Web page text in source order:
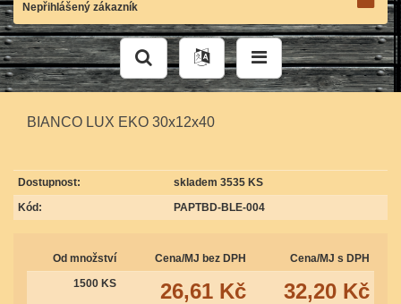
Nepřihlášený zákazník
BIANCO LUX EKO 30x12x40
Dostupnost:
skladem 3535 KS
Kód:
PAPTBD-BLE-004
Od množství Cena/MJ bez DPH
Cena/MJ s DPH
1500 KS
26,61 Kč 32,20 Kč